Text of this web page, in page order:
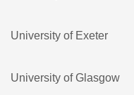
University of Exeter
University of Glasgow